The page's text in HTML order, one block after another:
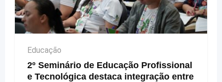
Educação
2º Seminário de Educação Profissional
e Tecnológica destaca integração entre